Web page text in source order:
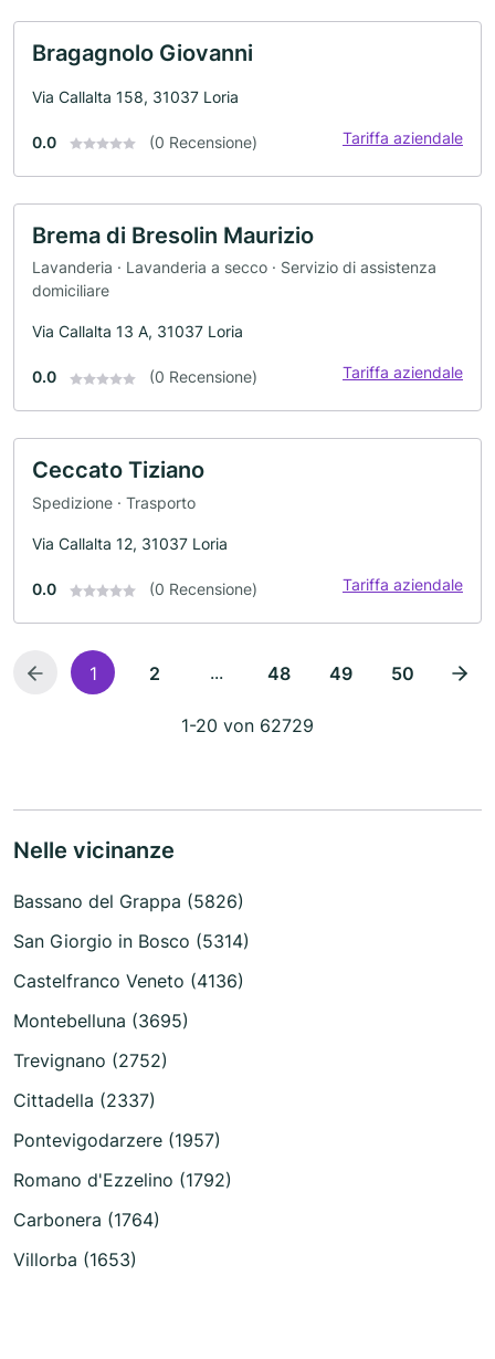
Bragagnolo Giovanni
Via Callalta 158, 31037 Loria
0.0 (0 Recensione) Tariffa aziendale
Brema di Bresolin Maurizio
Lavanderia · Lavanderia a secco · Servizio di assistenza
domiciliare
Via Callalta 13 A, 31037 Loria
0.0 (0 Recensione) Tariffa aziendale
Ceccato Tiziano
Spedizione · Trasporto
Via Callalta 12, 31037 Loria
0.0 (0 Recensione) Tariffa aziendale
1 2 ... 48 49 50
1-20 von 62729
Nelle vicinanze
Bassano del Grappa (5826)
San Giorgio in Bosco (5314)
Castelfranco Veneto (4136)
Montebelluna (3695)
Trevignano (2752)
Cittadella (2337)
Pontevigodarzere (1957)
Romano d'Ezzelino (1792)
Carbonera (1764)
Villorba (1653)